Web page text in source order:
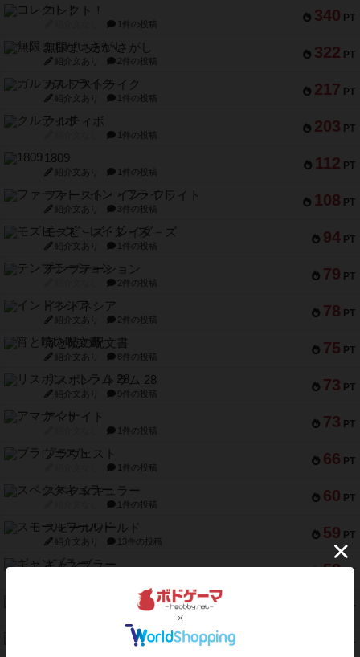
340 PT
コレクト！
1件の投稿
322 PT
無限まちがいさがし
紹介文あり 2件の投稿
217 PT
ガルフストライク
紹介文あり 1件の投稿
203 PT
クルティボ
1件の投稿
112 PT
1809
紹介文あり 1件の投稿
108 PT
ファースト・イン・フライト
紹介文あり 3件の投稿
94 PT
モズビ－ズ・レイダ－ズ
紹介文あり 1件の投稿
79 PT
テンプテーション
2件の投稿
78 PT
インドネシア
紹介文あり 2件の投稿
75 PT
宵と暁の呪文書
紹介文あり 8件の投稿
73 PT
リスボン・トラム 28
紹介文あり 9件の投稿
73 PT
アマナイト
1件の投稿
66 PT
ブラヴェスト
1件の投稿
60 PT
スペクタキュラー
1件の投稿
59 PT
スモールワールド
紹介文あり 13件の投稿
58 PT
ギャンブラー
PT
Bitter End ブタペスト救出作戦
PT